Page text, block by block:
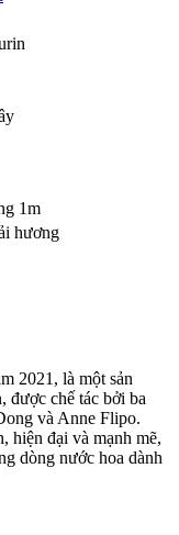
1m
hương
2021, là một sản
được chế tác bởi ba
và Anne Flipo.
hiện đại và mạnh mẽ,
dòng nước hoa dành